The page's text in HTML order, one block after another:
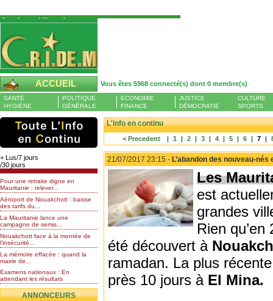
Authentification
Pour S'authentifier veuillez fournir votre
Pseudo et Mot de passer et cliquez sur : Se
connecter
Pseudo
Mot de passe
ACCUEIL Vous êtes 5968 connecté(s) dont 0 membre(s)
Liste des membres en ligne (0)
SANTÉ
HYGIÈNE
POLITIQUE
GÉNÉRALE
ECONOMIE
FINANCE
JUSTICE
DÉMOCRATIE
CULTURE
SPORTS
+ Lus/7 jours
/30 jours
Pour une retraite digne en
Mauritanie : relever...
Aéroport de Nouakchott : baisse
des tarifs du...
La Mauritanie lance une
campagne de semis...
Nouakchott face à la montée de
l’insécurité...
La mémoire effacée : quand la
mairie de...
Examens nationaux : En
attendant les résultats
Nomination de l’Honorable Diye
Ba au poste de...
ANNONCEURS
L'info en continu
< Precedent | 1 | 2 | 3 | 4 | 5 | 6 | 7 |
21/07/2017 23:15 - L’abandon des nouveau-nés
Les
est
grandes
Rien
été découvert à
ramadan. La plus
près 10 jours àEl Mina.